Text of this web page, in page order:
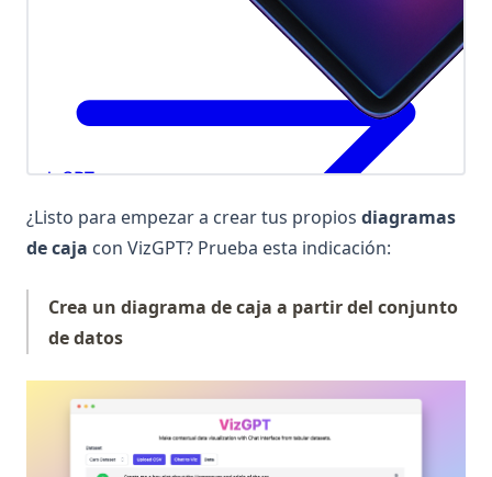
¿Listo para empezar a crear tus propios diagramas
de caja con VizGPT? Prueba esta indicación:
Crea un diagrama de caja a partir del conjunto
de datos